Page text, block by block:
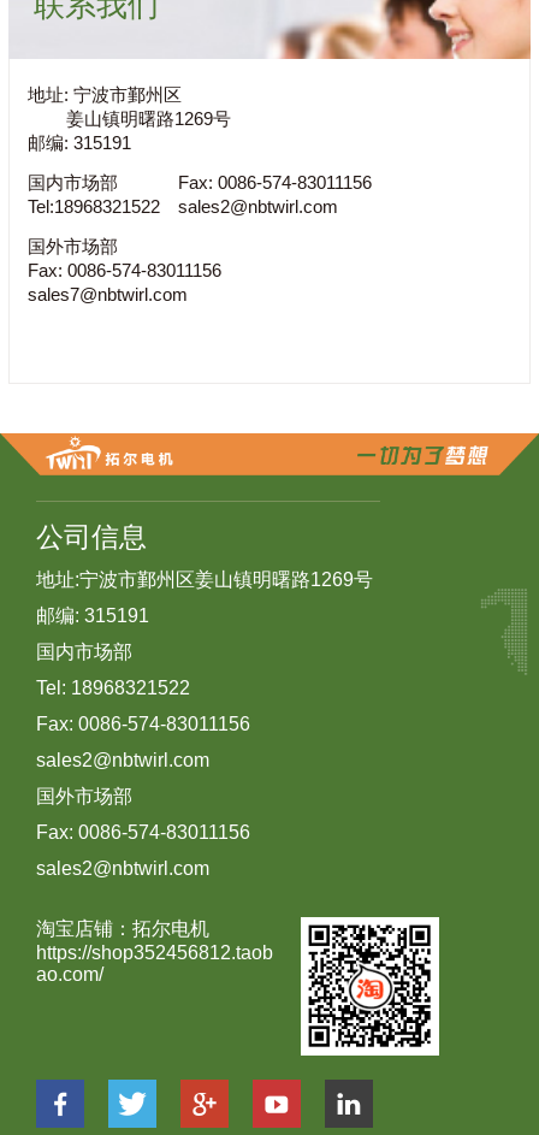
地址: 宁波市鄞州区
姜山镇明曙路1269号
邮编: 315191
国内市场部
Tel:18968321522
Fax: 0086-574-83011156
sales2@nbtwirl.com
国外市场部
Fax: 0086-574-83011156
sales7@nbtwirl.com
公司信息
地址:宁波市鄞州区姜山镇明曙路1269号
邮编: 315191
国内市场部
Tel: 18968321522
Fax: 0086-574-83011156
sales2@nbtwirl.com
国外市场部
Fax: 0086-574-83011156
sales2@nbtwirl.com
淘宝店铺：拓尔电机
https://shop352456812.taob
ao.com/